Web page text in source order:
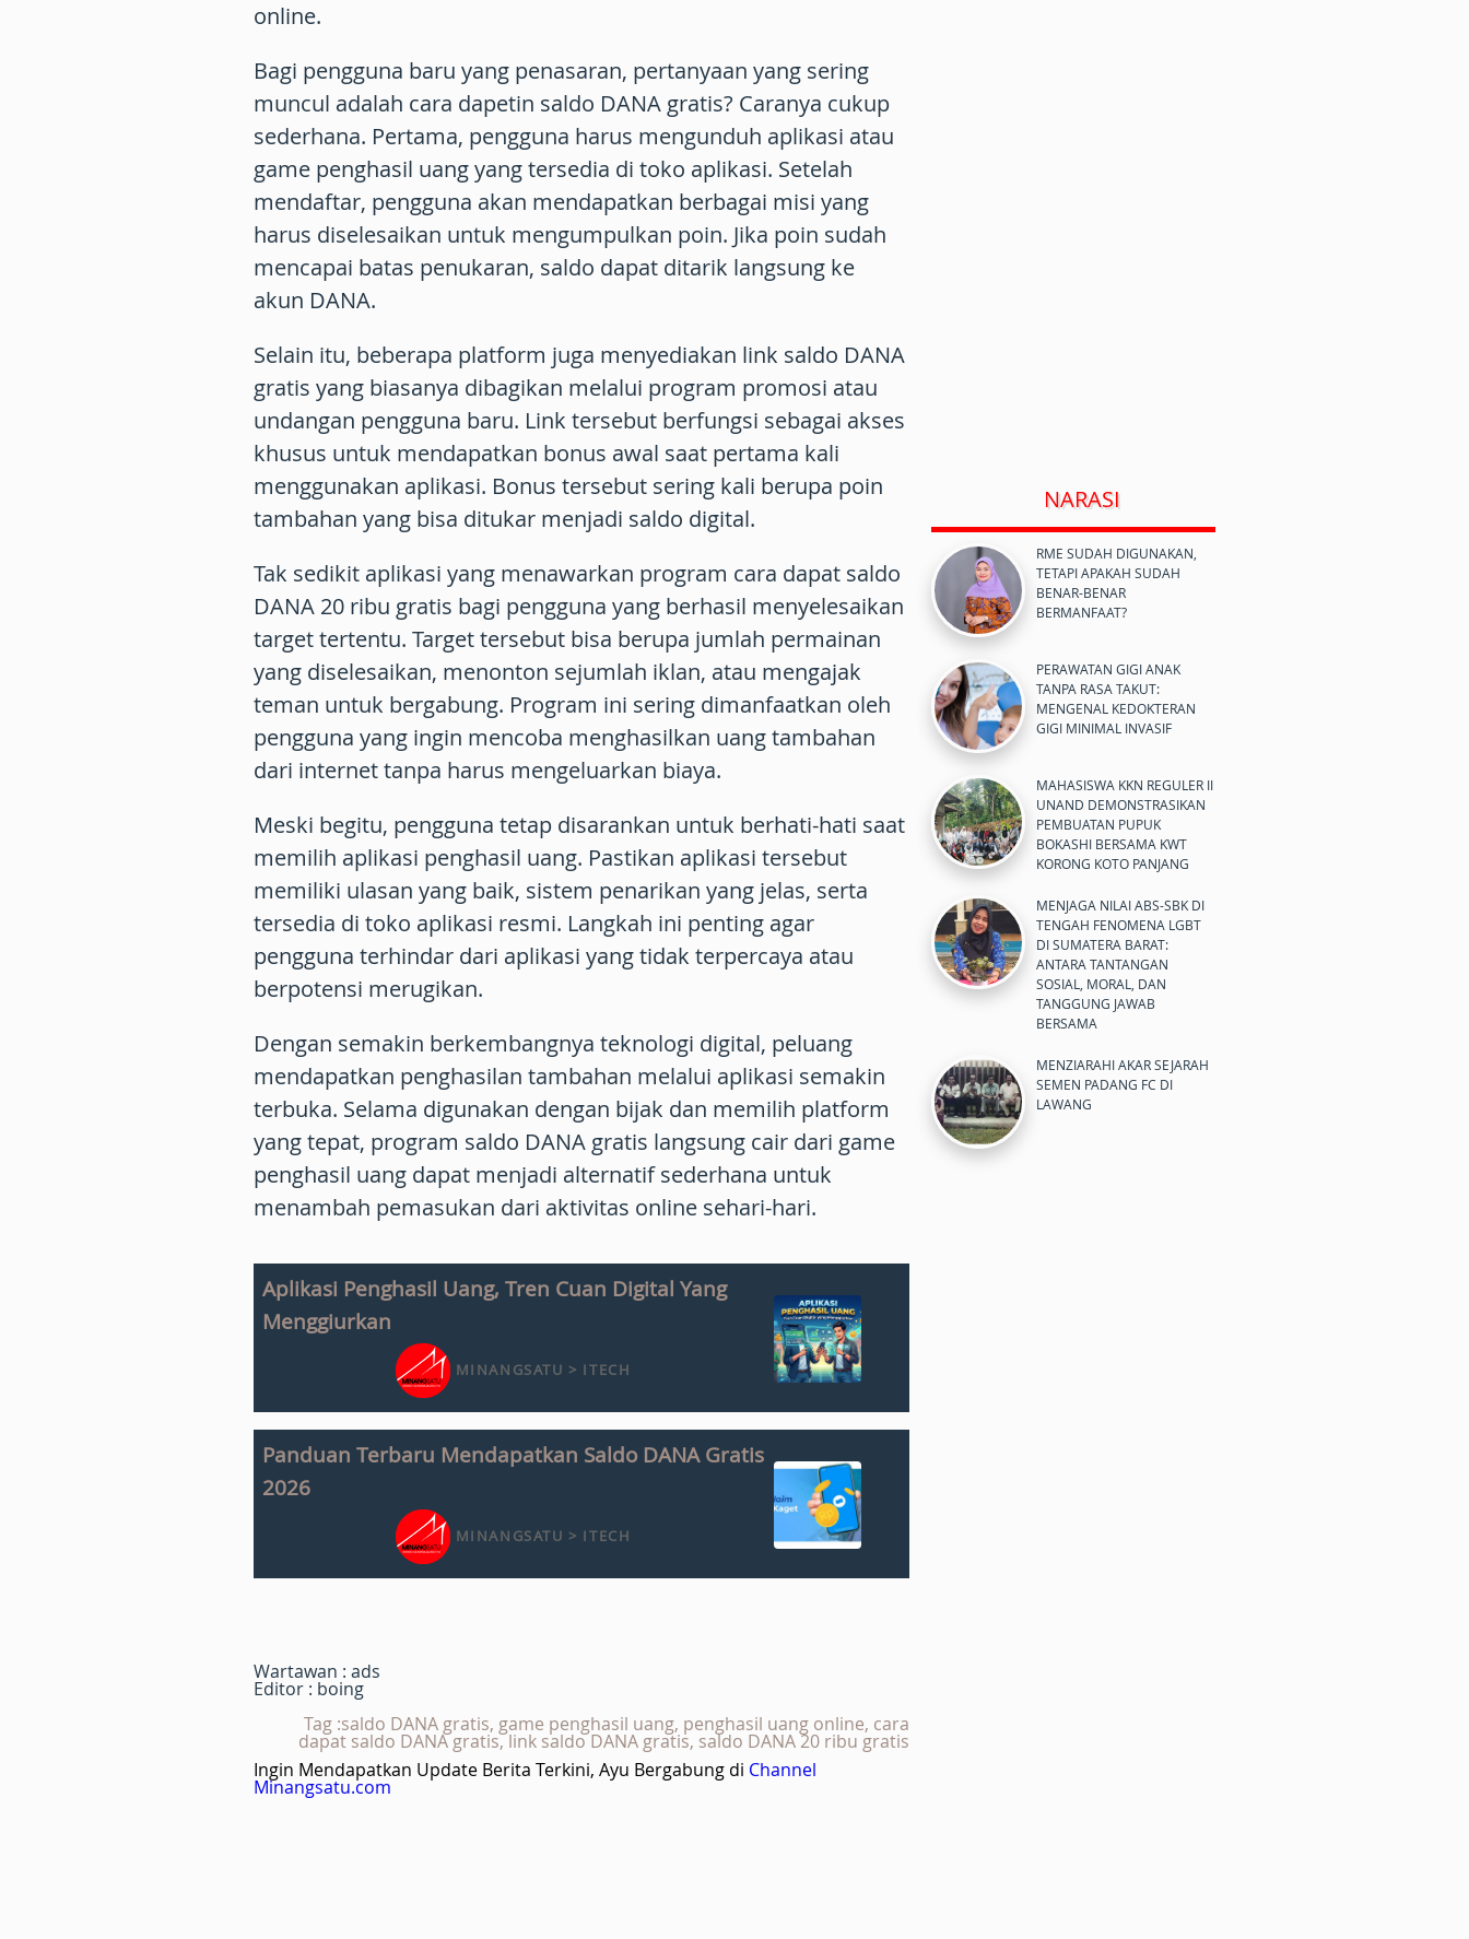
online.
Bagi pengguna baru yang penasaran, pertanyaan yang sering
muncul adalah cara dapetin saldo DANA gratis? Caranya cukup
sederhana. Pertama, pengguna harus mengunduh aplikasi atau
game penghasil uang yang tersedia di toko aplikasi. Setelah
mendaftar, pengguna akan mendapatkan berbagai misi yang
harus diselesaikan untuk mengumpulkan poin. Jika poin sudah
mencapai batas penukaran, saldo dapat ditarik langsung ke
akun DANA.
Selain itu, beberapa platform juga menyediakan link saldo DANA
gratis yang biasanya dibagikan melalui program promosi atau
undangan pengguna baru. Link tersebut berfungsi sebagai akses
khusus untuk mendapatkan bonus awal saat pertama kali
menggunakan aplikasi. Bonus tersebut sering kali berupa poin
tambahan yang bisa ditukar menjadi saldo digital.
Tak sedikit aplikasi yang menawarkan program cara dapat saldo
DANA 20 ribu gratis bagi pengguna yang berhasil menyelesaikan
target tertentu. Target tersebut bisa berupa jumlah permainan
yang diselesaikan, menonton sejumlah iklan, atau mengajak
teman untuk bergabung. Program ini sering dimanfaatkan oleh
pengguna yang ingin mencoba menghasilkan uang tambahan
dari internet tanpa harus mengeluarkan biaya.
Meski begitu, pengguna tetap disarankan untuk berhati-hati saat
memilih aplikasi penghasil uang. Pastikan aplikasi tersebut
memiliki ulasan yang baik, sistem penarikan yang jelas, serta
tersedia di toko aplikasi resmi. Langkah ini penting agar
pengguna terhindar dari aplikasi yang tidak terpercaya atau
berpotensi merugikan.
Dengan semakin berkembangnya teknologi digital, peluang
mendapatkan penghasilan tambahan melalui aplikasi semakin
terbuka. Selama digunakan dengan bijak dan memilih platform
yang tepat, program saldo DANA gratis langsung cair dari game
penghasil uang dapat menjadi alternatif sederhana untuk
menambah pemasukan dari aktivitas online sehari-hari.
Aplikasi Penghasil Uang, Tren Cuan Digital Yang
Menggiurkan
MINANGSATU > ITECH
Panduan Terbaru Mendapatkan Saldo DANA Gratis
2026
MINANGSATU > ITECH
Wartawan : ads
Editor : boing
Tag :saldo DANA gratis, game penghasil uang, penghasil uang online, cara
dapat saldo DANA gratis, link saldo DANA gratis, saldo DANA 20 ribu gratis
Ingin Mendapatkan Update Berita Terkini, Ayu Bergabung di Channel
Minangsatu.com
NARASI
RME SUDAH DIGUNAKAN,
TETAPI APAKAH SUDAH
BENAR-BENAR
BERMANFAAT?
PERAWATAN GIGI ANAK
TANPA RASA TAKUT:
MENGENAL KEDOKTERAN
GIGI MINIMAL INVASIF
MAHASISWA KKN REGULER II
UNAND DEMONSTRASIKAN
PEMBUATAN PUPUK
BOKASHI BERSAMA KWT
KORONG KOTO PANJANG
MENJAGA NILAI ABS-SBK DI
TENGAH FENOMENA LGBT
DI SUMATERA BARAT:
ANTARA TANTANGAN
SOSIAL, MORAL, DAN
TANGGUNG JAWAB
BERSAMA
MENZIARAHI AKAR SEJARAH
SEMEN PADANG FC DI
LAWANG